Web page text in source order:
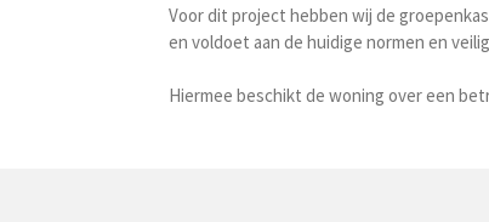
Voor dit project hebben wij de
en voldoet aan de huidige normen en
Hiermee beschikt de woning over een